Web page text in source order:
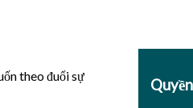
theo đuổi sự